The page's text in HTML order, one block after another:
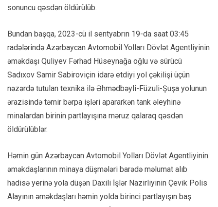
sonuncu qəsdən öldürülüb.
Bundan başqa, 2023-cü il sentyabrın 19-da saat 03:45
radələrində Azərbaycan Avtomobil Yolları Dövlət Agentliyinin
əməkdaşı Quliyev Fərhad Hüseynağa oğlu və sürücü
Sadıxov Samir Sabiroviçin idarə etdiyi yol çəkilişi üçün
nəzərdə tutulan texnika ilə Əhmədbəyli-Füzuli-Şuşa yolunun
ərazisində təmir bərpa işləri apararkən tank əleyhinə
minalardan birinin partlayışına məruz qalaraq qəsdən
öldürülüblər.
Həmin gün Azərbaycan Avtomobil Yolları Dövlət Agentliyinin
əməkdaşlarının minaya düşmələri barədə məlumat alıb
hadisə yerinə yola düşən Daxili İşlər Nazirliyinin Çevik Polis
Alayının əməkdaşları həmin yolda birinci partlayışın baş